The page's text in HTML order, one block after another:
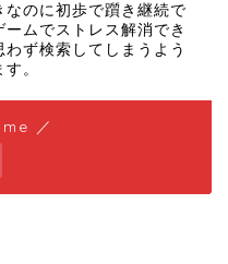
なのに初歩で躓き継続で
ムでストレス解消でき
ず検索してしまうよう
。
／